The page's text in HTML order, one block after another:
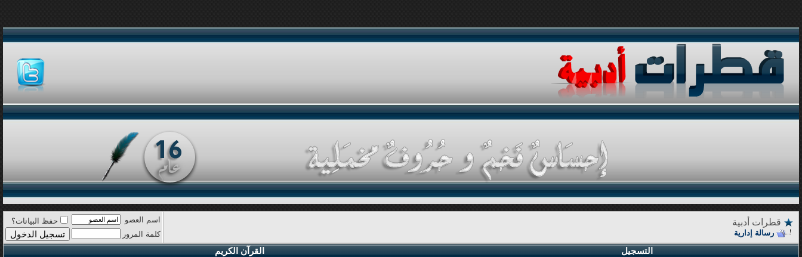
قطرات أدبية
رسالة إدارية
اسم العضو
حفظ البيانات؟
كلمة المرور
التسجيل القرآن الكريم